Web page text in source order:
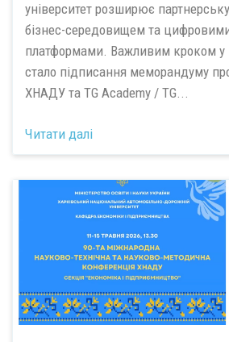
університет розширює
бізнес-середовищем та
платформами. Важливим кроком у
стало підписання меморандуму
ХНАДУ та TG Academy / TG...
Читати далі